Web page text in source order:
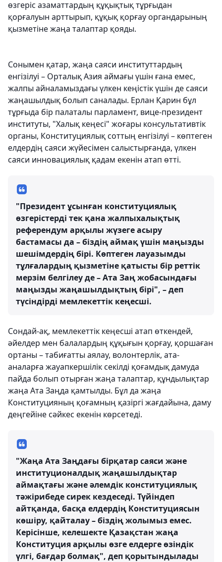
өзгеріс азаматтардың құқықтық тұрғыдан
қорғалуын арттырып, құқық қорғау органдарының
қызметіне жаңа талаптар қояды.
Сонымен қатар, жаңа саяси институттардың
енгізілуі – Орталық Азия аймағы үшін ғана емес,
жалпы айналамыздағы үлкен кеңістік үшін де саяси
жаңашылдық болып саналады. Ерлан Қарин бұл
тұрғыда бір палаталы парламент, вице-президент
институты, "Халық кеңесі" жоғары консультативтік
органы, Конституциялық соттың енгізілуі – көптеген
елдердің саяси жүйесімен салыстырғанда, үлкен
саяси инновациялық қадам екенін атап өтті.
"Президент ұсынған конституциялық
өзгерістерді тек қана жалпыхалықтық
референдум арқылы жүзеге асыру
бастамасы да – біздің аймақ үшін маңызды
шешімдердің бірі. Көптеген лауазымды
тұлғалардың қызметіне қатысты бір реттік
мерзім белгілеу де – Ата Заң жобасындағы
маңызды жаңашылдықтың бірі", – деп
түсіндірді мемлекеттік кеңесші.
Сондай-ақ, мемлекеттік кеңесші атап өткендей,
әйелдер мен балалардың құқығын қорғау, қоршаған
ортаны – табиғатты аялау, волонтерлік, ата-
аналарға жауапкершілік секілді қоғамдық дамуда
пайда болып отырған жаңа талаптар, құндылықтар
жаңа Ата Заңда қамтылды. Бұл да жаңа
Конституцияның қоғамның қазіргі жағдайына, даму
деңгейіне сәйкес екенін көрсетеді.
"Жаңа Ата Заңдағы бірқатар саяси және
институционалдық жаңашылдықтар
аймақтағы және әлемдік конституциялық
тәжірибеде сирек кездеседі. Түйіндеп
айтқанда, басқа елдердің Конституциясын
көшіру, қайталау – біздің жолымыз емес.
Керісінше, келешекте Қазақстан жаңа
Конституция арқылы өзге елдерге өзіндік
үлгі, бағдар болмақ", деп қорытындылады